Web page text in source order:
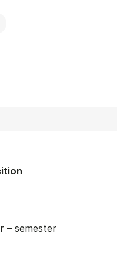
– semester